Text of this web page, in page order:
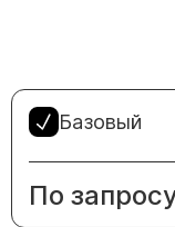
Базовый
По